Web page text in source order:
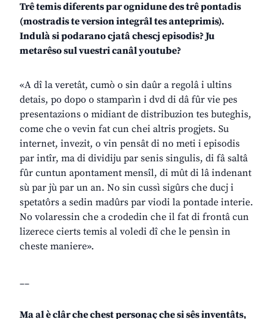
Trê temis diferents par ognidune des trê pontadis
(mostradis te version integrâl tes anteprimis).
Indulà si podarano cjatâ chescj episodis? Ju
metarêso sul vuestri canâl youtube?
«A dî la veretât, cumò o sin daûr a regolâ i ultins
detais, po dopo o stamparìn i dvd di dâ fûr vie pes
presentazions o midiant de distribuzion tes buteghis,
come che o vevin fat cun chei altris progjets. Su
internet, invezit, o vin pensât di no meti i episodis
par intîr, ma di dividiju par senis singulis, di fâ saltâ
fûr cuntun apontament mensîl, di mût di lâ indenant
sù par jù par un an. No sin cussì sigûrs che ducj i
spetatôrs a sedin madûrs par viodi la pontade interie.
No volaressin che a crodedin che il fat di frontâ cun
lizerece cierts temis al voledi dî che le pensìn in
cheste maniere».
__
Ma al è clâr che chest personaç che si sês inventâts,